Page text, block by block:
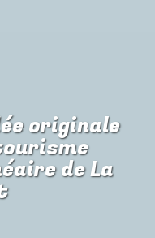
originale
de La